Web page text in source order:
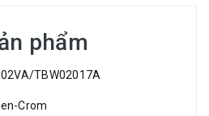
phẩm
TBW02017A
Crom